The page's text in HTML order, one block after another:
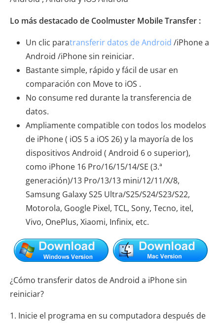
Lo más destacado de Coolmuster Mobile Transfer :
Un clic paratransferir datos de Android /iPhone a
Android /iPhone sin reiniciar.
Bastante simple, rápido y fácil de usar en
comparación con Move to iOS .
No consume red durante la transferencia de
datos.
Ampliamente compatible con todos los modelos
de iPhone ( iOS 5 a iOS 26) y la mayoría de los
dispositivos Android ( Android 6 o superior),
como iPhone 16 Pro/16/15/14/SE (3.ª
generación)/13 Pro/13/13 mini/12/11/X/8,
Samsung Galaxy S25 Ultra/S25/S24/S23/S22,
Motorola, Google Pixel, TCL, Sony, Tecno, itel,
Vivo, OnePlus, Xiaomi, Infinix, etc.
¿Cómo transferir datos de Android a iPhone sin
reiniciar?
1. Inicie el programa en su computadora después de